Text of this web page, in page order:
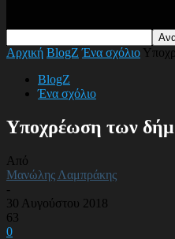
Αρχική BlogZ Ένα σχόλιο
BlogZ
Ένα σχόλιο
Υποχρέωση των
Από
Μανώλης Λαμπράκης
-
30 Αυγούστου 2018
63
0